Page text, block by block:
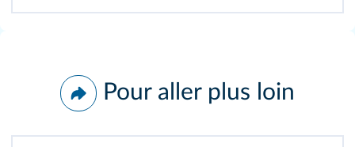
Pour aller plus loin